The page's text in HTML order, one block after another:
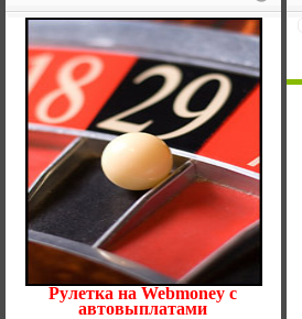
Рулетка на Webmoney с
автовыплатами